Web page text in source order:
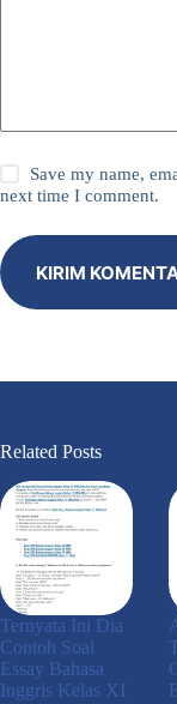
Save my name,
next time I comment.
KIRIM
Related Posts
Ternyata Ini Dia
Contoh Soal
Essay Bahasa
Inggris Kelas XI